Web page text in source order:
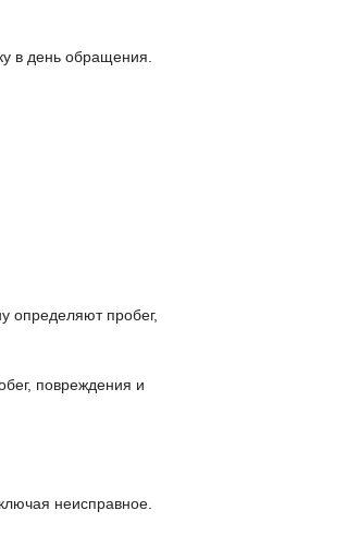
в день обращения.
определяют пробег,
повреждения и
неисправное.